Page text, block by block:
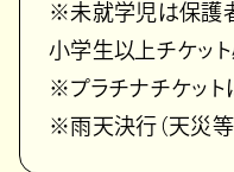
※未就学児は保護
小学生以上チケット
※プラチナチケット
※雨天決行（天災等